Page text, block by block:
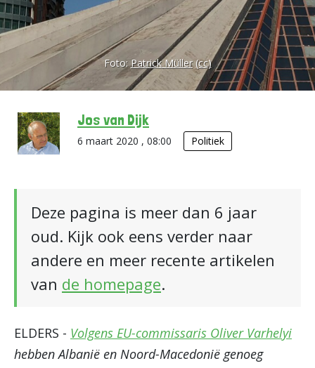
Foto:Patrick Müller (cc)
Jos van Dijk
6 maart 2020 , 08:00 Politiek
Deze pagina is meer dan 6 jaar
oud. Kijk ook eens verder naar
andere en meer recente artikelen
van de homepage.
ELDERS - Volgens EU-commissaris Oliver Varhelyi
hebben Albanië en Noord-Macedonië genoeg